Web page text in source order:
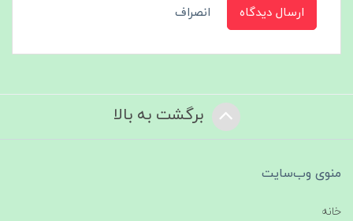
ارسال دیدگاه انصراف
برگشت به بالا
منوی وب‌سایت
خانه